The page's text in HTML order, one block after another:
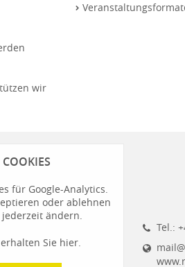
wir
55
Tel.:
für Google-Analytics.
oder ablehnen
ändern.
Sie hier.